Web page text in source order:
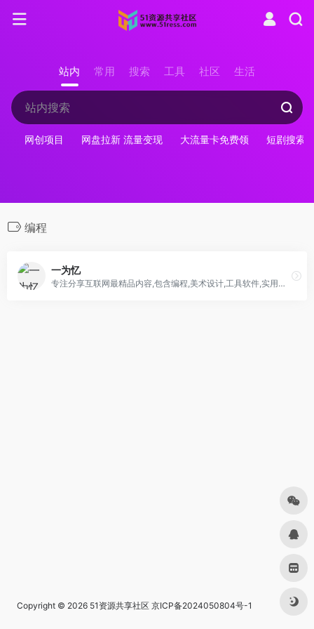
站内 常用 搜索 工具 社区 生活
网创项目 网盘拉新 流量变现 大流量卡免费领 短剧搜索
编程
一为忆
专注分享互联网最精品内容,包含编程,美术设计,工具软件,实用素材和资源,教程等几大分类的综合门户
Copyright © 2026 51资源共享社区 京ICP备2024050804号-1